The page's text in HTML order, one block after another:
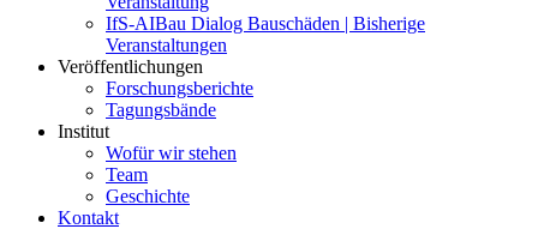
IfS-AIBau Dialog Bauschäden | Bisherige
Veranstaltungen
Veröffentlichungen
Forschungsberichte
Tagungsbände
Institut
Wofür wir stehen
Team
Geschichte
Kontakt